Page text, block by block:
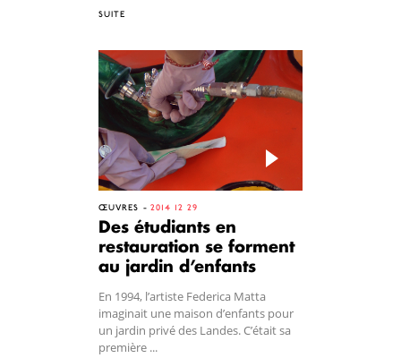
SUITE
ŒUVRES 2014 12 29
Des étudiants en
restauration se forment
au jardin d’enfants
En 1994, l’artiste Federica Matta
imaginait une maison d’enfants pour
un jardin privé des Landes. C’était sa
première ...